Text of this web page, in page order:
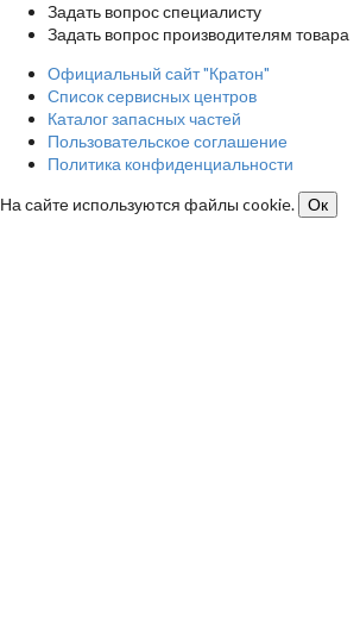
Задать вопрос специалисту
Задать вопрос производителям товара
Официальный сайт "Кратон"
Список сервисных центров
Каталог запасных частей
Пользовательское соглашение
Политика конфиденциальности
На сайте используются файлы cookie.
Ок